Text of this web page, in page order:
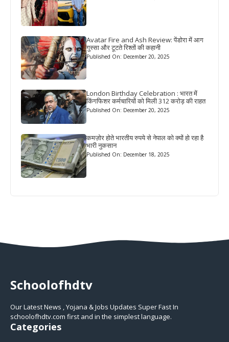
Avatar Fire and Ash Review: पेंडोरा में आग
गुस्सा और टूटते रिश्तों की कहानी
Published On: December 20, 2025
London Birthday Celebration : भारत में
किंगफिशर कर्मचारियों को मिली 312 करोड़ की राहत
Published On: December 20, 2025
कमज़ोर होते भारतीय रुपये से नेपाल को क्यों हो रहा है
भारी नुकसान
Published On: December 18, 2025
Schoolofhdtv
Our Latest News , Yojana & Jobs Updates Super Fast In
schoolofhdtv.com first and in the simplest language.
Categories